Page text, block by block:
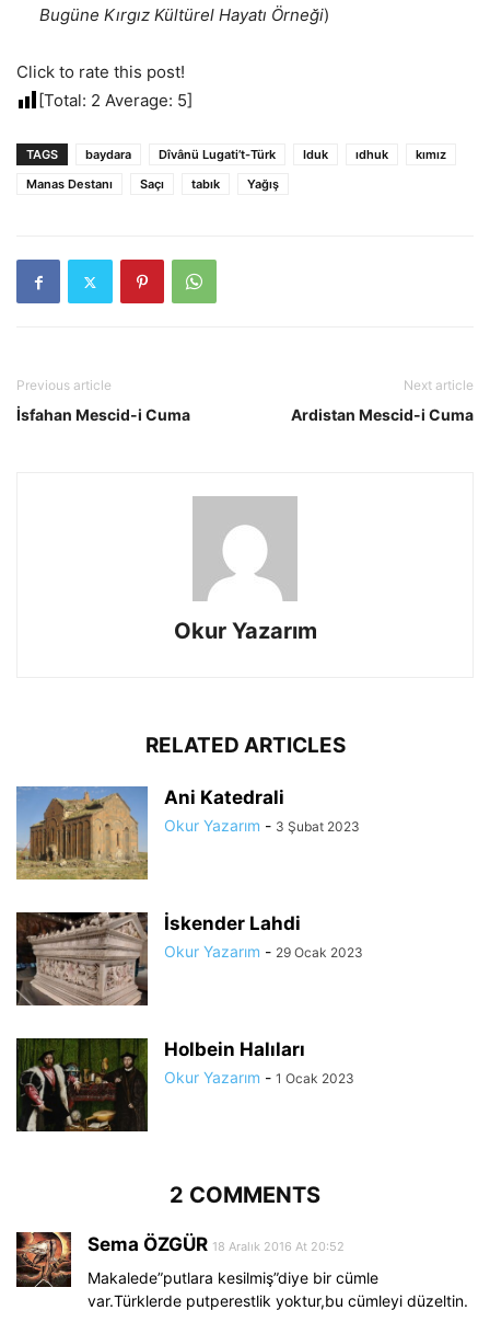
Bugüne Kırgız Kültürel Hayatı Örneği)
Click to rate this post!
[Total: 2 Average: 5]
TAGS baydara Dîvânü Lugati’t-Türk Iduk ıdhuk
kımız
Manas Destanı
Saçı tabık Yağış
Previous article
İsfahan Mescid-i Cuma
Next article
Ardistan Mescid-i Cuma
Okur Yazarım
RELATED ARTICLES
Ani Katedrali
Okur Yazarım - 3 Şubat 2023
İskender Lahdi
Okur Yazarım - 29 Ocak 2023
Holbein Halıları
Okur Yazarım - 1 Ocak 2023
2 COMMENTS
Sema ÖZGÜR 18 Aralık 2016 At 20:52
Makalede”putlara kesilmiş”diye bir cümle
var.Türklerde putperestlik yoktur,bu cümleyi düzeltin.